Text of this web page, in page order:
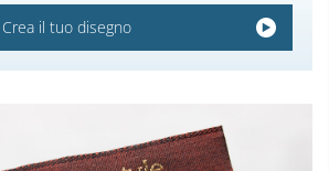
Crea il tuo disegno